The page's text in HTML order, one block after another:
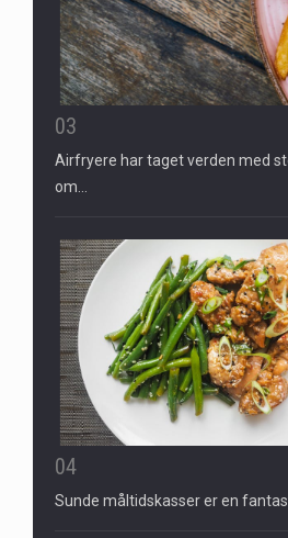
03
Airfryere har taget verden med
om…
04
Sunde måltidskasser er en